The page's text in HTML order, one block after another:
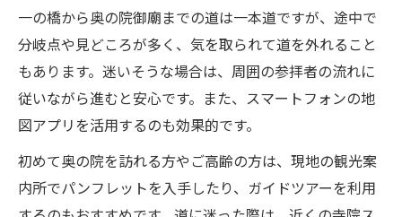
一の橋から奥の院御廟までの道は一本道ですが、途中で
分岐点や見どころが多く、気を取られて道を外れること
もあります。迷いそうな場合は、周囲の参拝者の流れに
従いながら進むと安心です。また、スマートフォンの地
図アプリを活用するのも効果的です。
初めて奥の院を訪れる方やご高齢の方は、現地の観光案
内所でパンフレットを入手したり、ガイドツアーを利用